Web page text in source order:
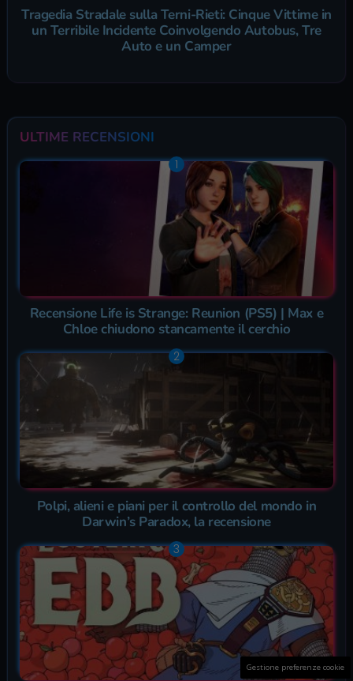
Tragedia Stradale sulla Terni-Rieti: Cinque Vittime in
un Terribile Incidente Coinvolgendo Autobus, Tre
Auto e un Camper
ULTIME RECENSIONI
Recensione Life is Strange: Reunion (PS5) | Max e
Chloe chiudono stancamente il cerchio
Polpi, alieni e piani per il controllo del mondo in
Darwin’s Paradox, la recensione
Gestione preferenze cookie